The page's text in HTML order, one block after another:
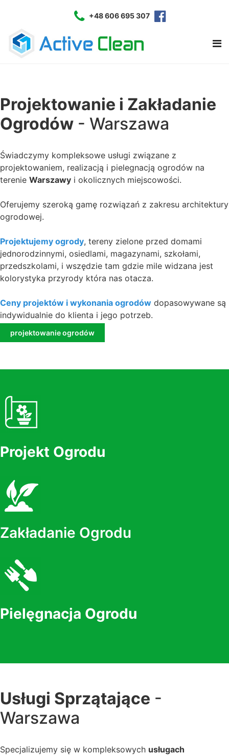
+48 606 695 307
Projektowanie i Zakładanie
Ogrodów - Warszawa
Świadczymy kompleksowe usługi związane z
projektowaniem, realizacją i pielegnacją ogrodów na
terenie Warszawy i okolicznych miejscowości.
Oferujemy szeroką gamę rozwiązań z zakresu architektury
ogrodowej.
Projektujemy ogrody, tereny zielone przed domami
jednorodzinnymi, osiedlami, magazynami, szkołami,
przedszkolami, i wszędzie tam gdzie mile widzana jest
kolorystyka przyrody która nas otacza.
Ceny projektów i wykonania ogrodów dopasowywane są
indywidualnie do klienta i jego potrzeb.
projektowanie ogrodów
Projekt Ogrodu
Zakładanie Ogrodu
Pielęgnacja Ogrodu
Usługi Sprzątające -
Warszawa
Specjalizujemy się w kompleksowych usługach